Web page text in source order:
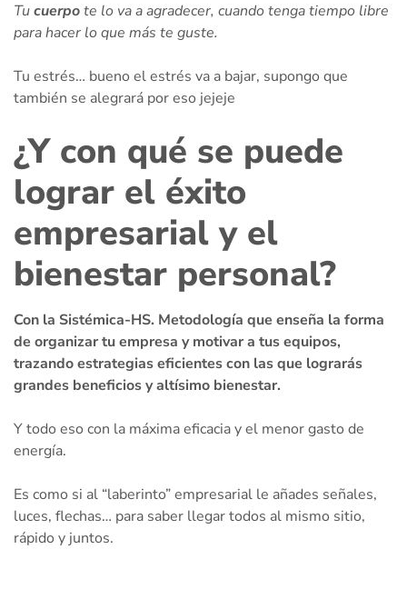
Tucuerpote lo va a agradecer, cuando tenga tiempo libre
para hacer lo que más te guste.
Tu estrés… bueno el estrés va a bajar, supongo que
también se alegrará por eso jejeje
¿Y con qué se puede
lograr el éxito
empresarial y el
bienestar personal?
Con la Sistémica-HS. Metodología que enseña la forma
de organizar tu empresa y motivar a tus equipos,
trazando estrategias eficientes con las que lograrás
grandes beneficios y altísimo bienestar.
Y todo eso con la máxima eficacia y el menor gasto de
energía.
Es como si al “laberinto” empresarial le añades señales,
luces, flechas… para saber llegar todos al mismo sitio,
rápido y juntos.